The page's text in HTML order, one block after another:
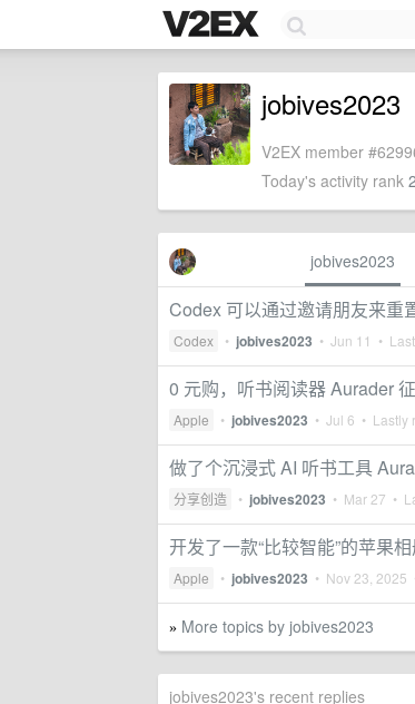
jobives2023
V2EX member
Today's activity rank
jobives2023
Codex 可以通过邀请朋友来重
Codex • jobives2023 • Jun 11 •
0 元购，听书阅读器 Aurader
Apple • jobives2023 • Jul 6 • Lastly
做了个沉浸式 AI 听书工具
分享创造 • jobives2023 • Mar 27 •
开发了一款“比较智能”的苹果
Apple • jobives2023 • Nov 23, 2025
» More topics by jobives2023
jobives2023's recent replies